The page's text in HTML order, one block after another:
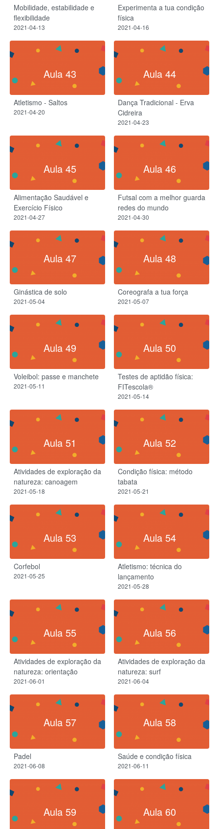
Mobilidade, estabilidade e
flexibilidade
2021-04-13
Experimenta a tua condição
física
2021-04-16
Aula 43
Atletismo - Saltos
2021-04-20
Aula 44
Dança Tradicional - Erva
Cidreira
2021-04-23
Aula 45
Alimentação Saudável e
Exercício Físico
2021-04-27
Aula 46
Futsal com a melhor guarda
redes do mundo
2021-04-30
Aula 47
Ginástica de solo
2021-05-04
Aula 48
Coreografa a tua força
2021-05-07
Aula 49
Voleibol: passe e manchete
2021-05-11
Aula 50
Testes de aptidão física:
FITescola®
2021-05-14
Aula 51
Atividades de exploração da
natureza: canoagem
2021-05-18
Aula 52
Condição física: método
tabata
2021-05-21
Aula 53
Corfebol
2021-05-25
Aula 54
Atletismo: técnica do
lançamento
2021-05-28
Aula 55
Atividades de exploração da
natureza: orientação
2021-06-01
Aula 56
Atividades de exploração da
natureza: surf
2021-06-04
Aula 57
Padel
2021-06-08
Aula 58
Saúde e condição física
2021-06-11
Aula 59 Aula 60